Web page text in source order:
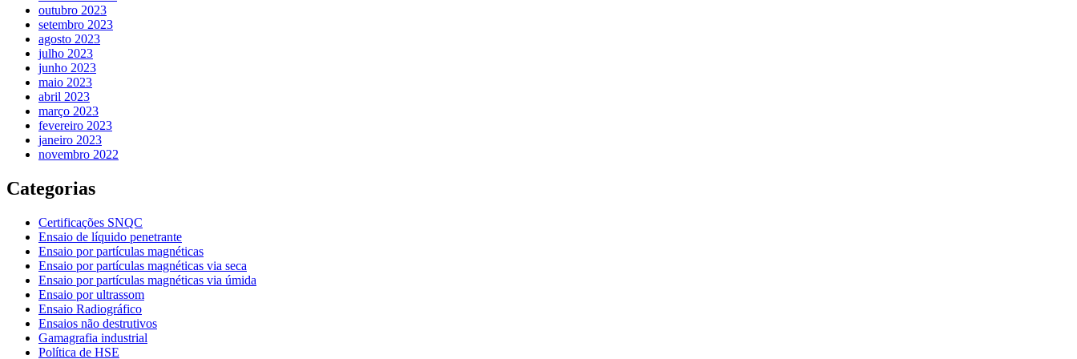
outubro 2023
setembro 2023
agosto 2023
julho 2023
junho 2023
maio 2023
abril 2023
março 2023
fevereiro 2023
janeiro 2023
novembro 2022
Categorias
Certificações SNQC
Ensaio de líquido penetrante
Ensaio por partículas magnéticas
Ensaio por partículas magnéticas via seca
Ensaio por partículas magnéticas via úmida
Ensaio por ultrassom
Ensaio Radiográfico
Ensaios não destrutivos
Gamagrafia industrial
Política de HSE